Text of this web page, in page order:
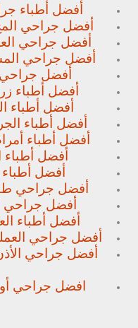
أفضل أطباء
أفضل جراحي
أفضل جراحي
أفضل جراحي
أفضل جراحي
أفضل أطباء
أفضل أطباء
أفضل أطباء
أفضل أطباء
أفضل أطباء
أفضل أطباء
أفضل جراحي
أفضل جراحي
أفضل أطباء
أفضل جراحي
أفضل جراحي
افضل جراحي